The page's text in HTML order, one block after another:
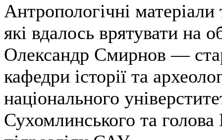
Антропологічні матеріали
які вдалось врятувати на
Олександр Смирнов —
кафедри історії та
національного
Сухомлинського та голова